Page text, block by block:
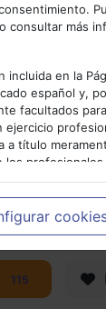
con tu email.
consultar más
incluida en la
español y,
facultados
ejercicio
a título
los
en cada
del
115